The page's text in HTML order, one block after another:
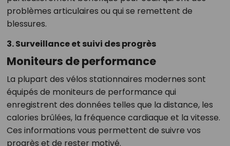
problèmes articulaires ou qui se remettent de
blessures.
3. Surveillance et suivi des progrès
Moniteurs de performance
La plupart des vélos stationnaires modernes sont
équipés de moniteurs de performance qui
enregistrent des données telles que la distance, les
calories brûlées, la fréquence cardiaque et la vitesse.
Ces informations vous permettent de suivre vos
progrès et de rester motivé.